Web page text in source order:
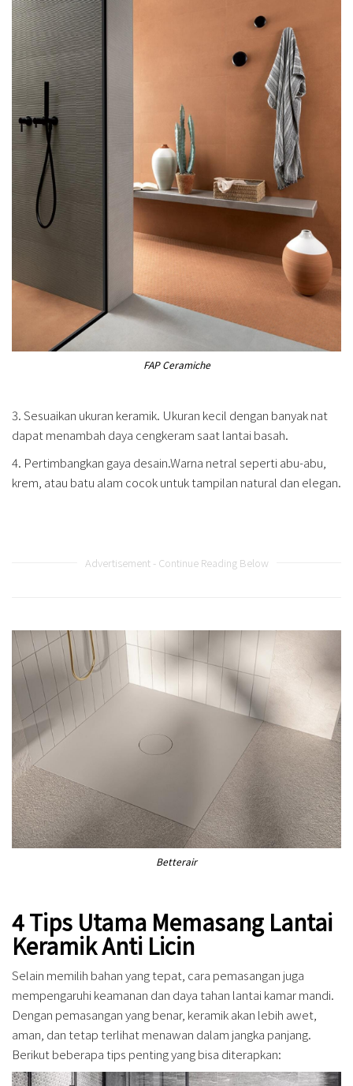
FAP Ceramiche
3. Sesuaikan ukuran keramik. Ukuran kecil dengan banyak nat
dapat menambah daya cengkeram saat lantai basah.
4. Pertimbangkan gaya desain.Warna netral seperti abu-abu,
krem, atau batu alam cocok untuk tampilan natural dan elegan.
Advertisement - Continue Reading Below
Betterair
4 Tips Utama Memasang Lantai
Keramik Anti Licin
Selain memilih bahan yang tepat, cara pemasangan juga
mempengaruhi keamanan dan daya tahan lantai kamar mandi.
Dengan pemasangan yang benar, keramik akan lebih awet,
aman, dan tetap terlihat menawan dalam jangka panjang.
Berikut beberapa tips penting yang bisa diterapkan: